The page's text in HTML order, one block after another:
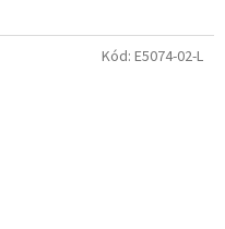
Kód: E5074-02-L